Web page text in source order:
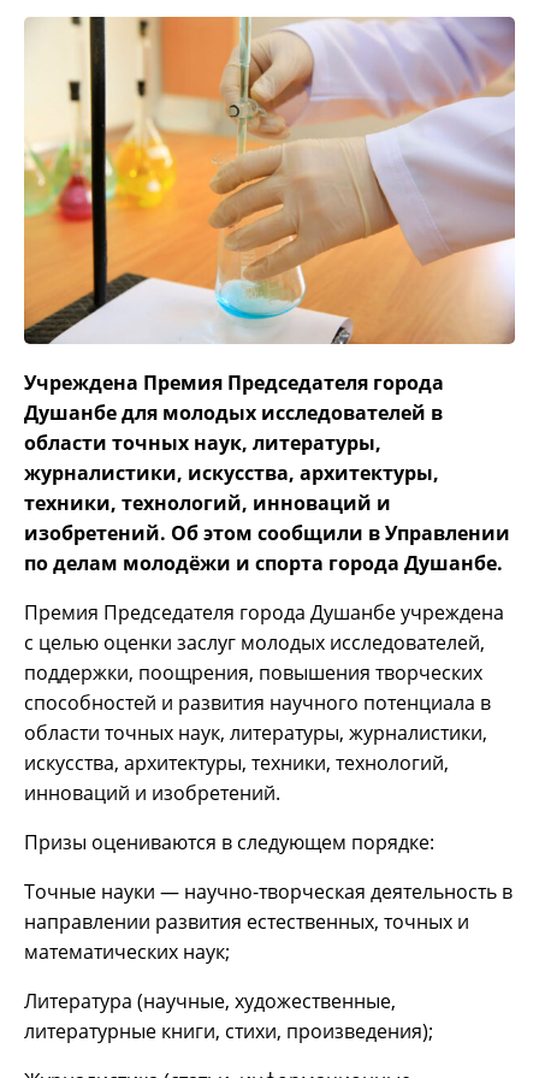
Учреждена Премия Председателя города
Душанбе для молодых исследователей в
области точных наук, литературы,
журналистики, искусства, архитектуры,
техники, технологий, инноваций и
изобретений. Об этом сообщили в Управлении
по делам молодёжи и спорта города Душанбе.
Премия Председателя города Душанбе учреждена
с целью оценки заслуг молодых исследователей,
поддержки, поощрения, повышения творческих
способностей и развития научного потенциала в
области точных наук, литературы, журналистики,
искусства, архитектуры, техники, технологий,
инноваций и изобретений.
Призы оцениваются в следующем порядке:
Точные науки — научно-творческая деятельность в
направлении развития естественных, точных и
математических наук;
Литература (научные, художественные,
литературные книги, стихи, произведения);